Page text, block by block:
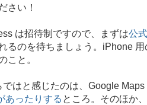
さい！
は招待制ですので、まずは公
るのを待ちましょう。iPhone
こと。
ではと感じたのは、Google
あったりする ところ。そのほか